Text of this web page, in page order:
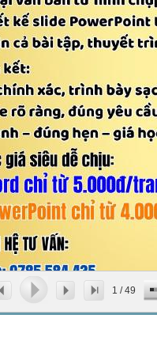
1 /49